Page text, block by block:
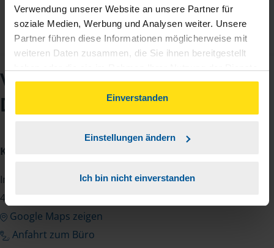
Verwendung unserer Website an unsere Partner für
soziale Medien, Werbung und Analysen weiter. Unsere
Partner führen diese Informationen möglicherweise mit
weiteren Daten zusammen, die Sie ihnen bereitgestellt
gesammelt haben. Indem Sie auf Einverstanden klicken,
können Sie der Verwendung von Cookies, gemäß
unserer
Einverstanden
Einstellungen ändern
Ich bin nicht einverstanden
VLH-Beratungsstelle
Daniel Ratajczak
Kontakt
Im Unterdorf 20
45549 Sprockhövel
Google Maps zeigen
Anfahrt zum Büro